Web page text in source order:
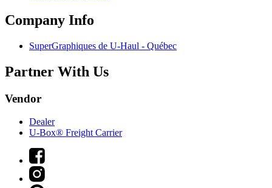
Company Info
SuperGraphiques de U-Haul - Québec
Partner With Us
Vendor
Dealer
U-Box® Freight Carrier